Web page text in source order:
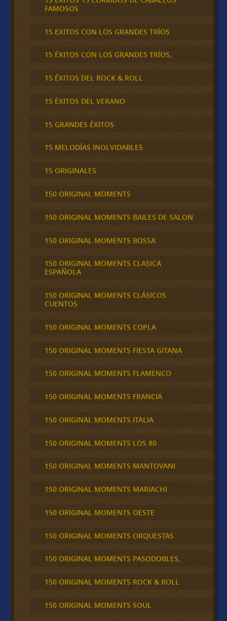
FAMOSOS
15 EXITOS CON LOS GRANDES TRÍOS
15 ÉXITOS CON LOS GRANDES TRÍOS,
15 ÉXITOS DEL ROCK & ROLL
15 ÉXITOS DEL VERANO
15 GRANDES ÉXITOS
15 MELODÍAS INOLVIDABLES
15 ORIGINALES
150 ORIGINAL MOMENTS
150 ORIGINAL MOMENTS BAILES DE SALON
150 ORIGINAL MOMENTS BOSSA
150 ORIGINAL MOMENTS CLASICA
ESPAÑOLA
150 ORIGINAL MOMENTS CLÁSICOS
CUENTOS
150 ORIGINAL MOMENTS COPLA
150 ORIGINAL MOMENTS FIESTA GITANA
150 ORIGINAL MOMENTS FLAMENCO
150 ORIGINAL MOMENTS FRANCIA
150 ORIGINAL MOMENTS ITALIA
150 ORIGINAL MOMENTS LOS 80
150 ORIGINAL MOMENTS MANTOVANI
150 ORIGINAL MOMENTS MARIACHI
150 ORIGINAL MOMENTS OESTE
150 ORIGINAL MOMENTS ORQUESTAS
150 ORIGINAL MOMENTS PASODOBLES,
150 ORIGINAL MOMENTS ROCK & ROLL
150 ORIGINAL MOMENTS SOUL